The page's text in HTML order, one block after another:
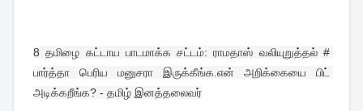
8 தமிழை கட்டாய பாடமாக்க சட்டம்: ராமதாஸ் வலியுறுத்தல் #
பார்த்தா பெரிய மனுசரா இருக்கீங்க.என் அறிக்கையை பிட்
அடிக்கறீங்க? - தமிழ் இனத்தலைவர்